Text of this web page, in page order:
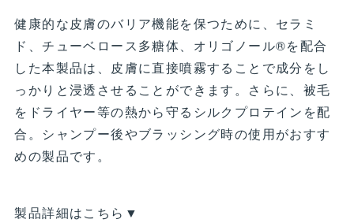
健康的な皮膚のバリア機能を保つために、セラミ
ド、チューベロース多糖体、オリゴノール®を配合
した本製品は、皮膚に直接噴霧することで成分をし
っかりと浸透させることができます。さらに、被毛
をドライヤー等の熱から守るシルクプロテインを配
合。シャンプー後やブラッシング時の使用がおすす
めの製品です。
製品詳細はこちら▼